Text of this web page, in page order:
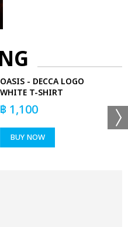
OASIS - DECCA LOGO
WHITE T-SHIRT
฿ 1,100
BUY NOW